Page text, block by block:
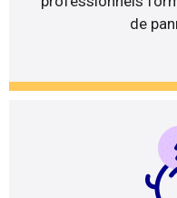
de